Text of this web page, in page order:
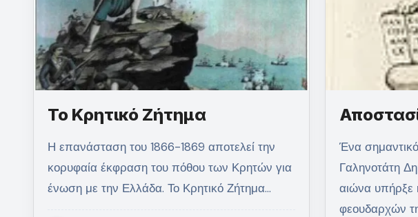
Το Κρητικό Ζήτημα
Η επανάσταση του 1866-1869 αποτελεί την
κορυφαία έκφραση του πόθου των Κρητών για
ένωση με την Ελλάδα. Το Κρητικό Ζήτημα…
Ένα σημαντικό γεγονός που συγκλόνισε τη
Γαληνοτάτη
αιώνα
φεουδαρχών